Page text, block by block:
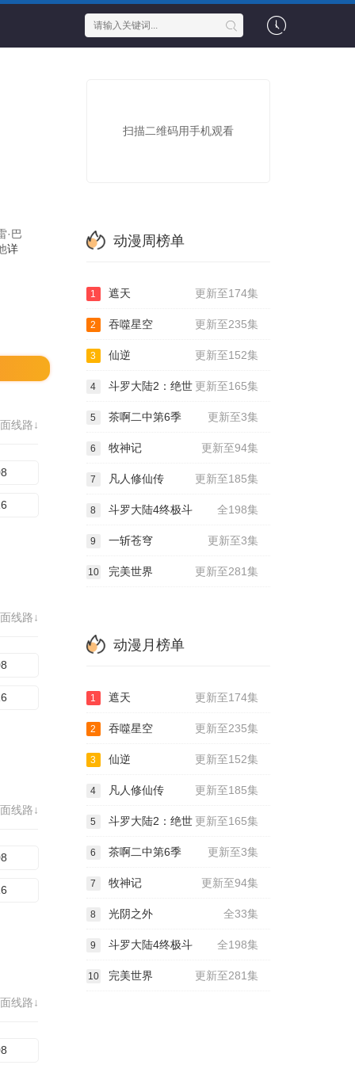
·巴
详
线路↓
线路↓
线路↓
线路↓
扫描二维码用手机观看
动漫周榜单
更新至174集
1 遮天
更新至235集
2 吞噬星空
更新至152集
3 仙逆
更新至165集
4 斗罗大陆2：绝世
更新至3集
5 茶啊二中第6季
更新至94集
6 牧神记
更新至185集
7 凡人修仙传
全198集
8 斗罗大陆4终极斗
更新至3集
9 一斩苍穹
更新至281集
10 完美世界
动漫月榜单
更新至174集
1 遮天
更新至235集
2 吞噬星空
更新至152集
3 仙逆
更新至185集
4 凡人修仙传
更新至165集
5 斗罗大陆2：绝世
更新至3集
6 茶啊二中第6季
更新至94集
7 牧神记
全33集
8 光阴之外
全198集
9 斗罗大陆4终极斗
更新至281集
10 完美世界